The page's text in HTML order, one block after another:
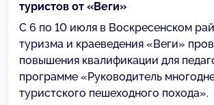
туристов от «Веги»
С 6 по 10 июля в Воскресенском
туризма и краеведения «Веги»
повышения квалификации для
программе «Руководитель
туристского пешеходного похода».